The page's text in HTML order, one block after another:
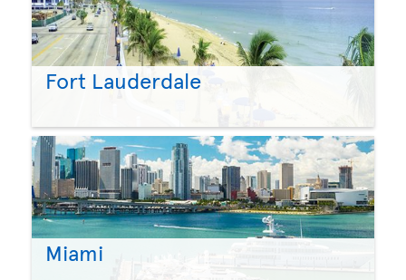
Fort Lauderdale
Miami